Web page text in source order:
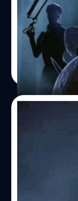
จากบทสัมภาษณ์
แผนกหุ้นส่วนของ
(Mathieu Côté)
จะมีภาคต่อ
กรณ์รัฐภาส ธนวัตไ
Read More
มอนสเตอร์ตัวให
ภาพยนตร์
Xenomorph มา